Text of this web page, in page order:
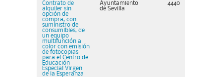
Contrato de
alquiler sin
opción de
compra, con
suministro de
consumibles, de
un equipo
multifunción a
color con emisión
de fotocopias
para el Centro de
Educación
Especial Virgen
de la Esperanza
Ayuntamiento
de Sevilla
4440